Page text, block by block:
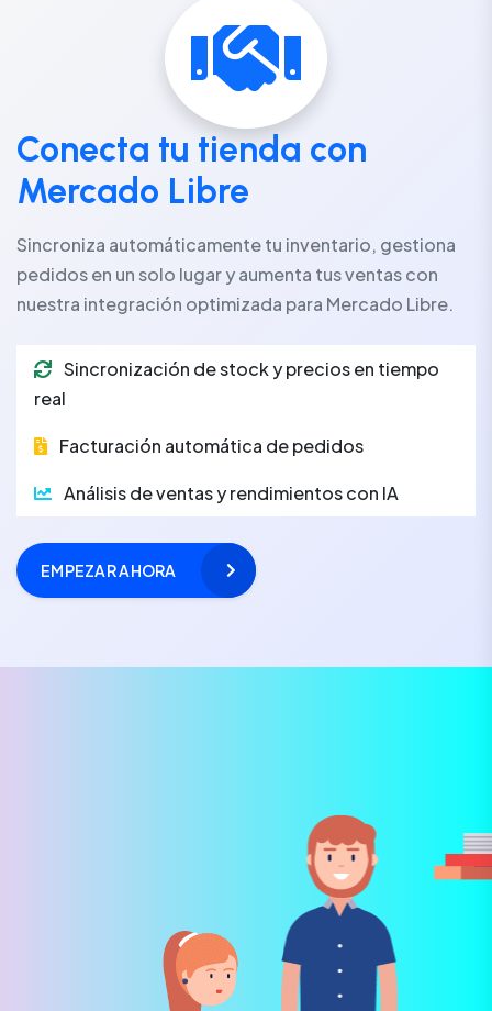
Conecta tu tienda con
Mercado Libre
Sincroniza automáticamente tu inventario, gestiona
pedidos en un solo lugar y aumenta tus ventas con
nuestra integración optimizada para Mercado Libre.
Sincronización de stock y precios en tiempo
real
Facturación automática de pedidos
Análisis de ventas y rendimientos con IA
EMPEZAR AHORA